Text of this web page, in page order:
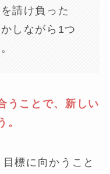
請け負った
しながら1つ
うことで、新しい
。
標に向かうこと